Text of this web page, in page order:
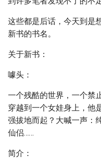
这些都是后话，今天到是
新书的书名。
关于新书：
噱头：
一个残酷的世界，一个禁
穿越到一个女娃身上，他
强拔地而起？大喊一声：
仙侣……
简介：